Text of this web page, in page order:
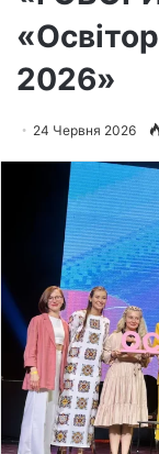
2026»
24 Червня 2026